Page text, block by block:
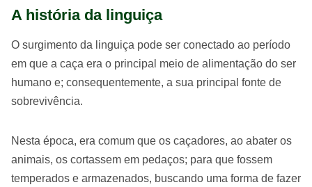
A história da linguiça
O surgimento da linguiça pode ser conectado ao período
em que a caça era o principal meio de alimentação do ser
humano e; consequentemente, a sua principal fonte de
sobrevivência.
Nesta época, era comum que os caçadores, ao abater os
animais, os cortassem em pedaços; para que fossem
temperados e armazenados, buscando uma forma de fazer